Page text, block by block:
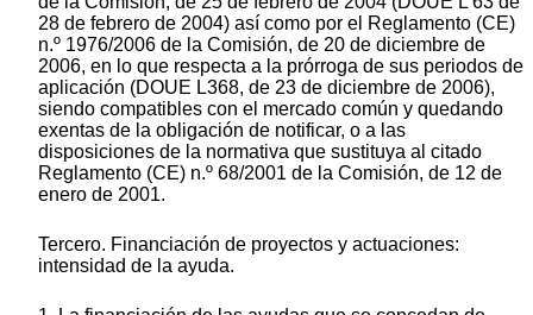
28 de febrero de 2004) así como por el Reglamento (CE)
n.º 1976/2006 de la Comisión, de 20 de diciembre de
2006, en lo que respecta a la prórroga de sus periodos de
aplicación (DOUE L368, de 23 de diciembre de 2006),
siendo compatibles con el mercado común y quedando
exentas de la obligación de notificar, o a las
disposiciones de la normativa que sustituya al citado
Reglamento (CE) n.º 68/2001 de la Comisión, de 12 de
enero de 2001.
Tercero. Financiación de proyectos y actuaciones:
intensidad de la ayuda.